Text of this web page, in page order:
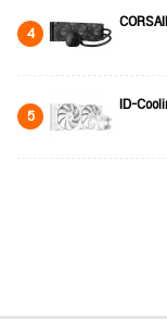
4
5 ID-